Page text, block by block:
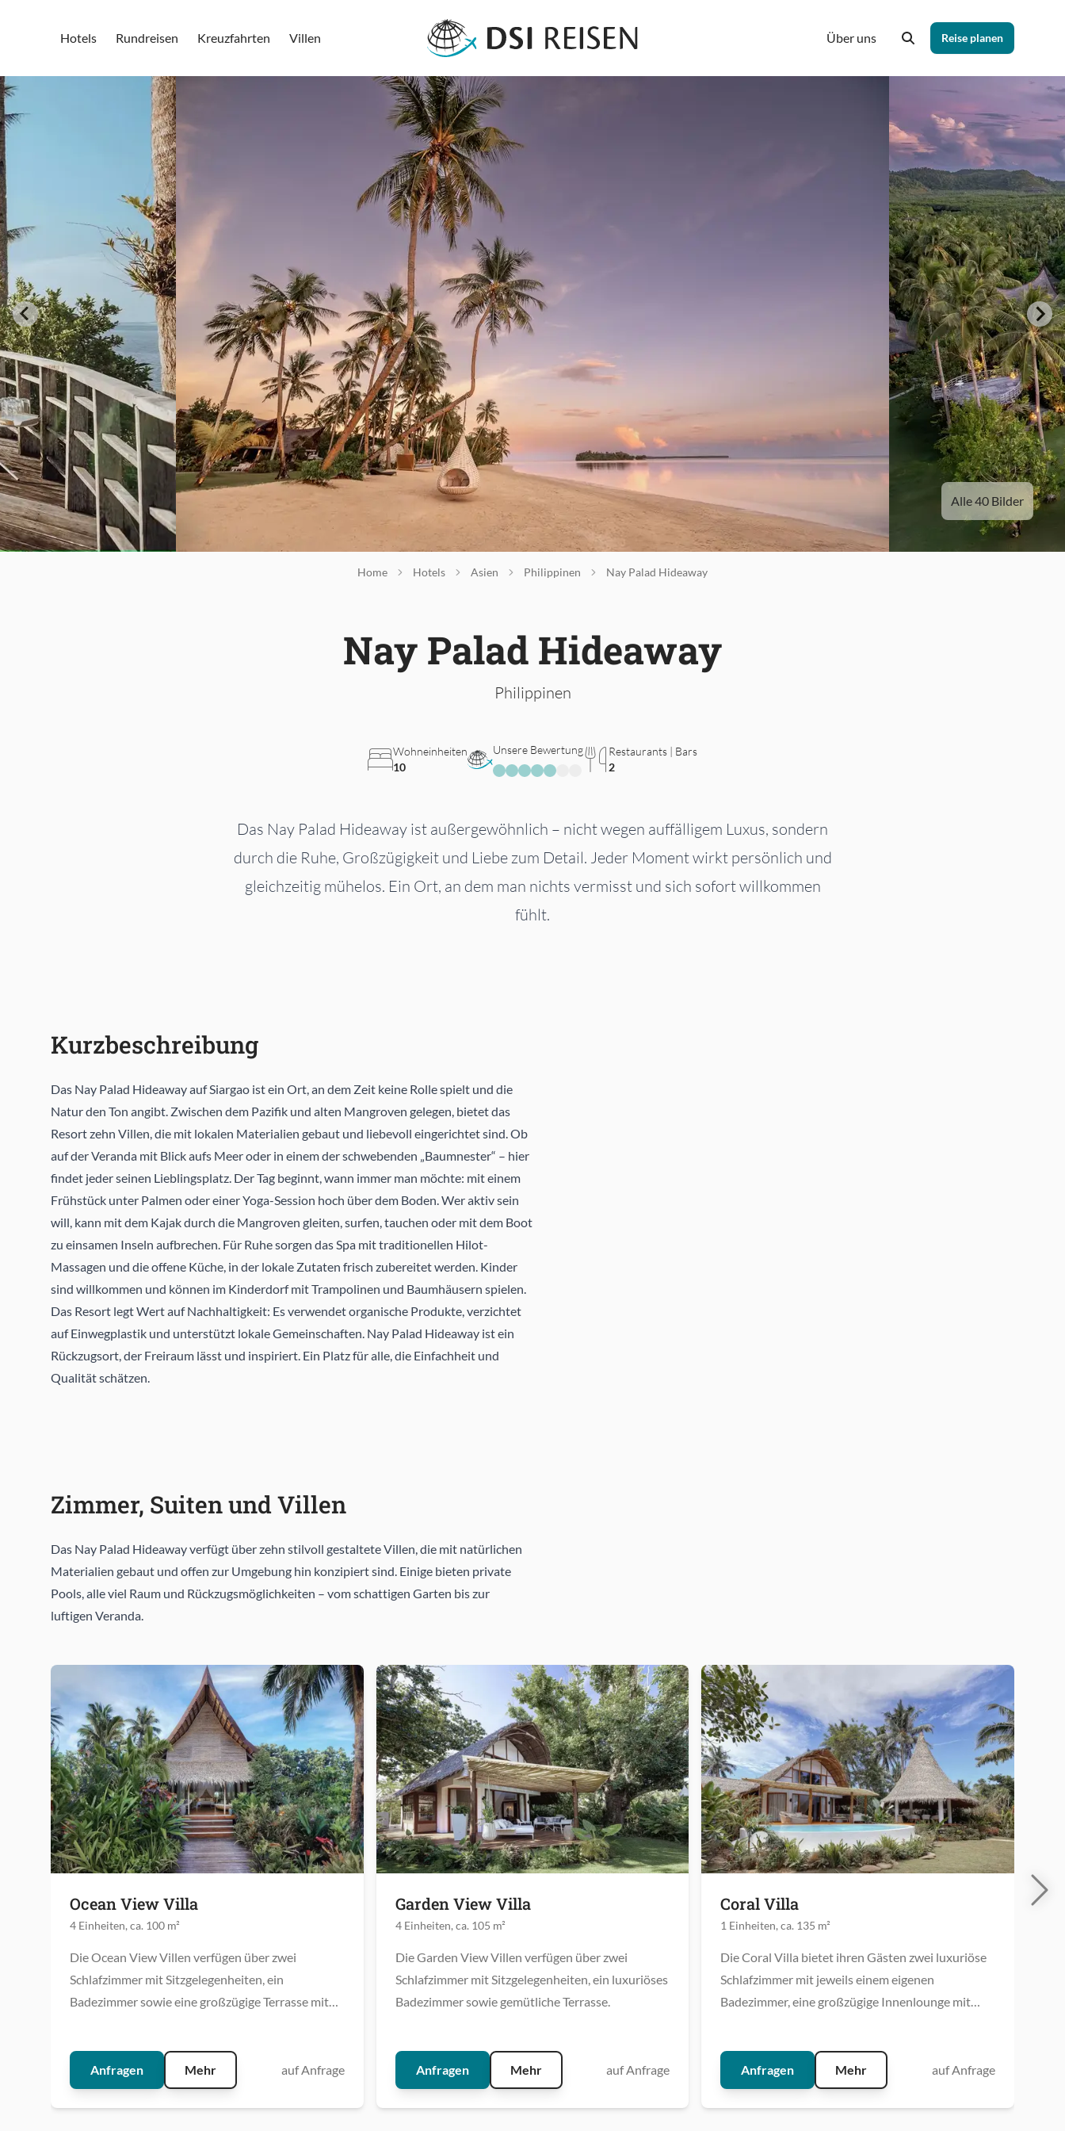
Hotels Rundreisen Kreuzfahrten Villen Über uns Reise planen
Alle 40 Bilder
Home Hotels Asien Philippinen Nay Palad Hideaway
Nay Palad Hideaway
Philippinen
Wohneinheiten
10
Unsere Bewertung
Restaurants | Bars
2
Das Nay Palad Hideaway ist außergewöhnlich – nicht wegen auffälligem Luxus, sondern
durch die Ruhe, Großzügigkeit und Liebe zum Detail. Jeder Moment wirkt persönlich und
gleichzeitig mühelos. Ein Ort, an dem man nichts vermisst und sich sofort willkommen
fühlt.
Kurzbeschreibung
Das Nay Palad Hideaway auf Siargao ist ein Ort, an dem Zeit keine Rolle spielt und die
Natur den Ton angibt. Zwischen dem Pazifik und alten Mangroven gelegen, bietet das
Resort zehn Villen, die mit lokalen Materialien gebaut und liebevoll eingerichtet sind. Ob
auf der Veranda mit Blick aufs Meer oder in einem der schwebenden „Baumnester“ – hier
findet jeder seinen Lieblingsplatz. Der Tag beginnt, wann immer man möchte: mit einem
Frühstück unter Palmen oder einer Yoga-Session hoch über dem Boden. Wer aktiv sein
will, kann mit dem Kajak durch die Mangroven gleiten, surfen, tauchen oder mit dem Boot
zu einsamen Inseln aufbrechen. Für Ruhe sorgen das Spa mit traditionellen Hilot-
Massagen und die offene Küche, in der lokale Zutaten frisch zubereitet werden. Kinder
sind willkommen und können im Kinderdorf mit Trampolinen und Baumhäusern spielen.
Das Resort legt Wert auf Nachhaltigkeit: Es verwendet organische Produkte, verzichtet
auf Einwegplastik und unterstützt lokale Gemeinschaften. Nay Palad Hideaway ist ein
Rückzugsort, der Freiraum lässt und inspiriert. Ein Platz für alle, die Einfachheit und
Qualität schätzen.
Zimmer, Suiten und Villen
Das Nay Palad Hideaway verfügt über zehn stilvoll gestaltete Villen, die mit natürlichen
Materialien gebaut und offen zur Umgebung hin konzipiert sind. Einige bieten private
Pools, alle viel Raum und Rückzugsmöglichkeiten – vom schattigen Garten bis zur
luftigen Veranda.
Ocean View Villa
4 Einheiten, ca. 100 m²
Die Ocean View Villen verfügen über zwei
Schlafzimmer mit Sitzgelegenheiten, ein
Badezimmer sowie eine großzügige Terrasse mit
Anfragen Mehr auf Anfrage
Garden View Villa
4 Einheiten, ca. 105 m²
Die Garden View Villen verfügen über zwei
Schlafzimmer mit Sitzgelegenheiten, ein luxuriöses
Badezimmer sowie gemütliche Terrasse.
Anfragen Mehr auf Anfrage
Coral Villa
1 Einheiten, ca. 135 m²
Die Coral Villa bietet ihren Gästen zwei luxuriöse
Schlafzimmer mit jeweils einem eigenen
Badezimmer, eine großzügige Innenlounge mit
privaten Swimmingpool.
Anfragen Mehr auf Anfrage